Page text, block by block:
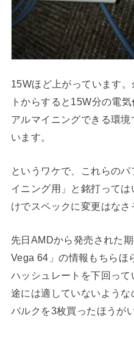
15Wほど上がっています
トからすると15W分の電
アルマイニングできる環
います。
というワケで、これらの
イニング用」と銘打って
けでスペックに変更はなさ
先日AMDから発売された
Vega 64」の情報もちらほ
ハッシュレートを下回っ
途には適していないよう
バルクを3枚買ったほうが